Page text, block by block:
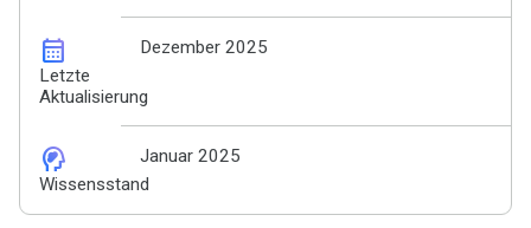
calendar_month
Letzte
Aktualisierung
Dezember 2025
cognition_2
Wissensstand
Januar 2025